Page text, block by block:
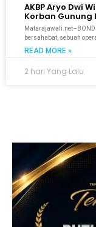
AKBP Aryo Dwi
Korban Gunung
bersahabat, sebuah
READ MORE »
2 hari Yang Lalu